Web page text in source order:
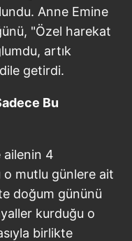
Anne Emine
"Özel harekat
artık
getirdi.
Bu
ailenin 4
mutlu günlere ait
doğum gününü
kurduğu o
birlikte